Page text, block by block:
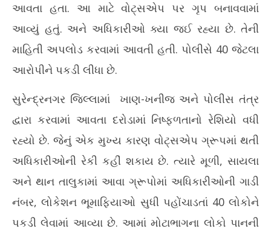
આવતા હતા. આ માટે વોટ્સએપ પર ગૃપ બનાવવામાં
આવ્યું હતું. અને અધિકારીઓ ક્યા જઈ રહ્યા છે. તેની
માહિતી અપલોડ કરવામાં આવતી હતી. પોલીસે 40 જેટલા
આરોપીને પકડી લીધા છે.
સુરેન્દ્રનગર જિલ્લામાં ખાણ-ખનીજ અને પોલીસ તંત્ર
દ્વારા કરવામાં આવતા દરોડામાં નિષ્ફળતાનો રેશિયો વધી
રહ્યો છે. જેનું એક મુખ્ય કારણ વોટ્સએપ ગ્રૂપમાં થતી
અધિકારીઓની રેકી કહીં શકાય છે. ત્યારે મૂળી, સાયલા
અને થાન તાલુકામાં આવા ગ્રૂપોમાં અધિકારીઓની ગાડી
નંબર, લોકેશન ભૂમાફિયાઓ સુધી પહોંચાડતાં 40 લોકોને
પકડી લેવામાં આવ્યા છે. આમાં મોટાભાગના લોકો પાનની